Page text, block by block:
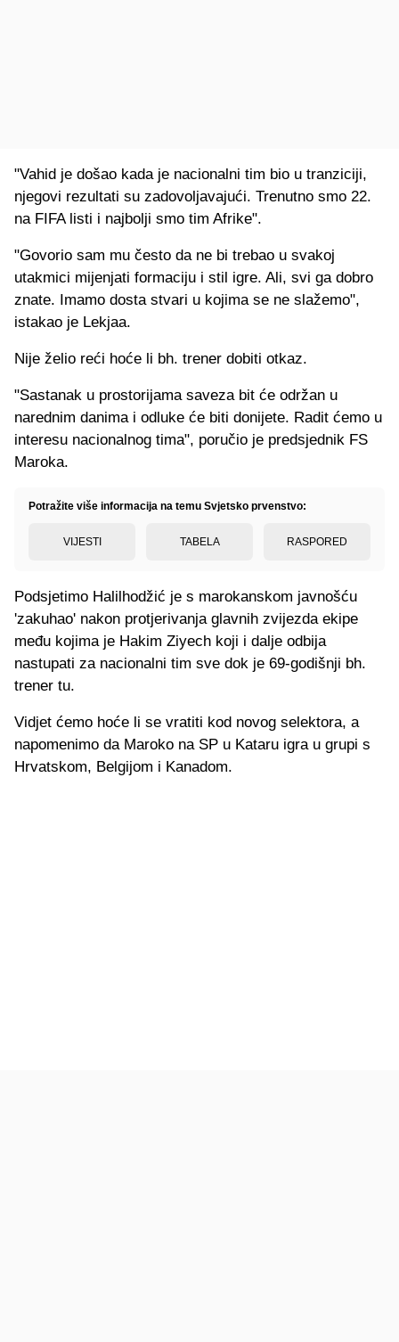
"Vahid je došao kada je nacionalni tim bio u tranziciji,
njegovi rezultati su zadovoljavajući. Trenutno smo 22.
na FIFA listi i najbolji smo tim Afrike".
"Govorio sam mu često da ne bi trebao u svakoj
utakmici mijenjati formaciju i stil igre. Ali, svi ga dobro
znate. Imamo dosta stvari u kojima se ne slažemo",
istakao je Lekjaa.
Nije želio reći hoće li bh. trener dobiti otkaz.
"Sastanak u prostorijama saveza bit će održan u
narednim danima i odluke će biti donijete. Radit ćemo u
interesu nacionalnog tima", poručio je predsjednik FS
Maroka.
Potražite više informacija na temu Svjetsko prvenstvo:
VIJESTI TABELA RASPORED
Podsjetimo Halilhodžić je s marokanskom javnošću
'zakuhao' nakon protjerivanja glavnih zvijezda ekipe
među kojima je Hakim Ziyech koji i dalje odbija
nastupati za nacionalni tim sve dok je 69-godišnji bh.
trener tu.
Vidjet ćemo hoće li se vratiti kod novog selektora, a
napomenimo da Maroko na SP u Kataru igra u grupi s
Hrvatskom, Belgijom i Kanadom.